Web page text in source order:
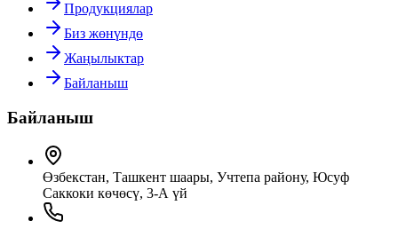
Продукциялар
Биз жөнүндө
Жаңылыктар
Байланыш
Байланыш
Өзбекстан, Ташкент шаары, Учтепа району, Юсуф
Саккоки көчөсү, 3-А үй